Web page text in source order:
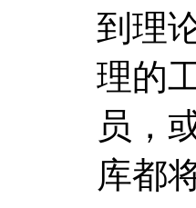
到理
理的
员，
库都